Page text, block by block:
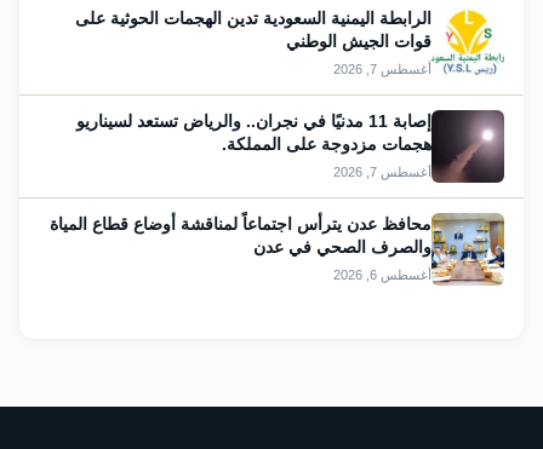
الرابطة اليمنية السعودية تدين الهجمات الحوثية على
قوات الجيش الوطني
أغسطس 7, 2026
إصابة 11 مدنيًا في نجران.. والرياض تستعد لسيناريو
هجمات مزدوجة على المملكة.
أغسطس 7, 2026
محافظ عدن يترأس اجتماعاً لمناقشة أوضاع قطاع المياة
والصرف الصحي في عدن
أغسطس 6, 2026